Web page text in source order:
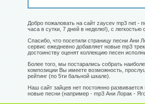
Добро пожаловать на сайт zaycev mp3 net -
часа в сутки, 7 дней в неделю!), с
Спасибо, что посетили страницу песни
сервис ежедневно добавляет новые mp3
достоинству оценят коллекцию песен
Более того, мы постарались собрать
композиции Вы имеете возможность,
рейтинг (по 5ти бальной шкале).
Наш сайт зайцев нет постоянно
новые песни (например - mp3 Ани Лорак -